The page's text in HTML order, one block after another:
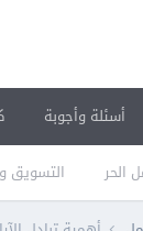
الحر التسويق
أسئلة وأجوبة